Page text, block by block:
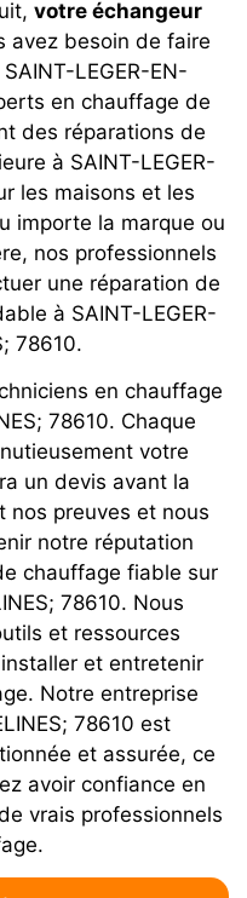
votre échangeur
avez besoin de faire
LEGER-EN-
en chauffage de
des réparations de
à SAINT-LEGER-
les maisons et les
importe la marque ou
nos professionnels
une réparation de
à SAINT-LEGER-
78610.
en chauffage
78610. Chaque
votre
un devis avant la
nos preuves et nous
notre réputation
chauffage fiable sur
78610. Nous
et ressources
et entretenir
Notre entreprise
78610 est
et assurée, ce
avoir confiance en
vrais professionnels